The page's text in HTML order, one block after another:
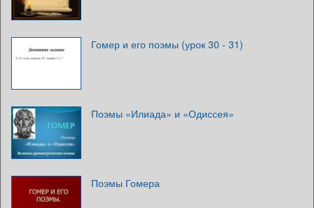
Гомер и его поэмы (урок 30 - 31)
Поэмы «Илиада» и «Одиссея»
Поэмы Гомера